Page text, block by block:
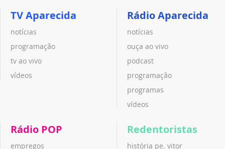
TV Aparecida
notícias
programação
tv ao vivo
vídeos
Rádio Aparecida
notícias
ouça ao vivo
podcast
programação
programas
vídeos
Rádio POP
empregos
Redentoristas
história pe. vitor